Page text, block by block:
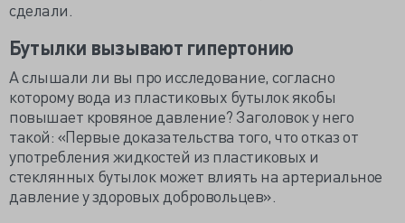
сделали.
Бутылки вызывают гипертонию
А слышали ли вы про исследование, согласно
которому вода из пластиковых бутылок якобы
повышает кровяное давление? Заголовок у него
такой: «Первые доказательства того, что отказ от
употребления жидкостей из пластиковых и
стеклянных бутылок может влиять на артериальное
давление у здоровых добровольцев».